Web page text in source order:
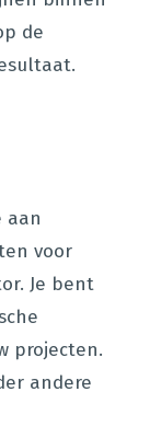
de
aan
voor
Je bent
projecten.
andere